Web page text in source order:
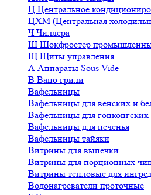
Ц Центральное
ЦХМ (Центральная
ЧЧиллера
Ш Шокфростер
Щ Щиты управления
А Аппараты Sous Vide
В Вапо грили
Вафельницы
Вафельницы для венских и
Вафельницы для гонконгских
Вафельницы для печенья
Вафельницы тайяки
Витрины для выпечки
Витрины для порционных
Витрины тепловые для
Водонагреватели проточные